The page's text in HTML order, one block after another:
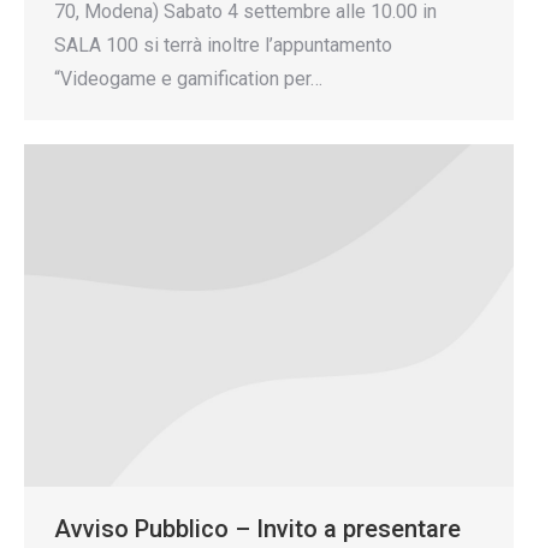
70, Modena) Sabato 4 settembre alle 10.00 in
SALA 100 si terrà inoltre l’appuntamento
“Videogame e gamification per…
Avviso Pubblico – Invito a presentare